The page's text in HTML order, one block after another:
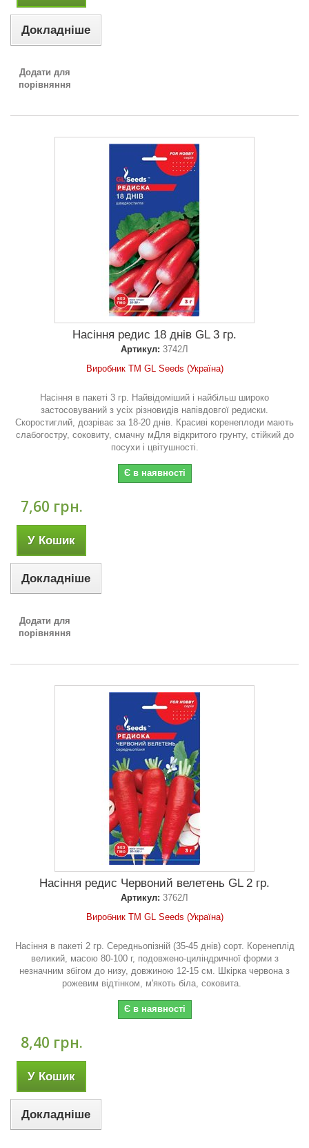
Докладніше
Додати для
порівняння
Насіння редис 18 днів GL 3 гр.
Артикул: 3742Л
Виробник ТМ GL Seeds (Україна)
Насіння в пакеті 3 гр. Найвідоміший і найбільш широко
застосовуваний з усіх різновидів напівдовгої редиски.
Скоростиглий, дозріває за 18-20 днів. Красиві коренеплоди мають
слабогостру, соковиту, смачну мДля відкритого грунту, стійкий до
посухи і цвітушності.
Є в наявності
7,60 грн.
У Кошик
Докладніше
Додати для
порівняння
Насіння редис Червоний велетень GL 2 гр.
Артикул: 3762Л
Виробник ТМ GL Seeds (Україна)
Насіння в пакеті 2 гр. Середньопізній (35-45 днів) сорт. Коренеплід
великий, масою 80-100 г, подовжено-циліндричної форми з
незначним збігом до низу, довжиною 12-15 см. Шкірка червона з
рожевим відтінком, м'якоть біла, соковита.
Є в наявності
8,40 грн.
У Кошик
Докладніше